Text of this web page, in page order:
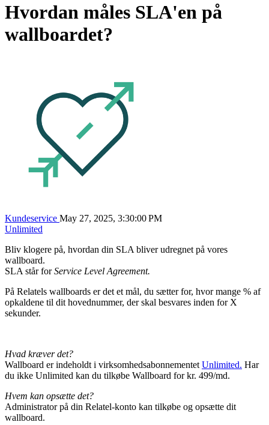
Hvordan måles SLA'en på
wallboardet?
Kundeservice May 27, 2025, 3:30:00 PM
Unlimited
Bliv klogere på, hvordan din SLA bliver udregnet på vores
wallboard.
SLA står forService Level Agreement.
På Relatels wallboards er det et mål, du sætter for, hvor mange % af
opkaldene til dit hovednummer, der skal besvares inden for X
sekunder.
Hvad kræver det?
Wallboard er indeholdt i virksomhedsabonnementet Unlimited. Har
du ikke Unlimited kan du tilkøbe Wallboard for kr. 499/md.
Hvem kan opsætte det?
Administrator på din Relatel-konto kan tilkøbe og opsætte dit
wallboard.